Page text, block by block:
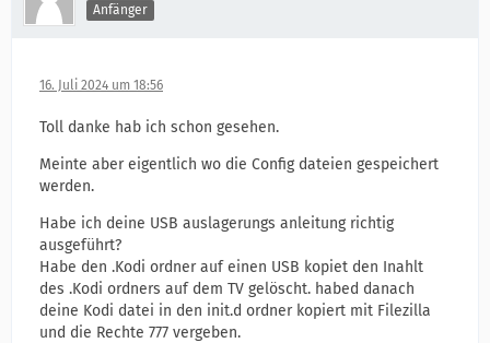
Anfänger
16. Juli 2024 um 18:56
Toll danke hab ich schon gesehen.
Meinte aber eigentlich wo die Config dateien gespeichert
werden.
Habe ich deine USB auslagerungs anleitung richtig
ausgeführt?
Habe den .Kodi ordner auf einen USB kopiet den Inahlt
des .Kodi ordners auf dem TV gelöscht. habed danach
deine Kodi datei in den init.d ordner kopiert mit Filezilla
und die Rechte 777 vergeben.